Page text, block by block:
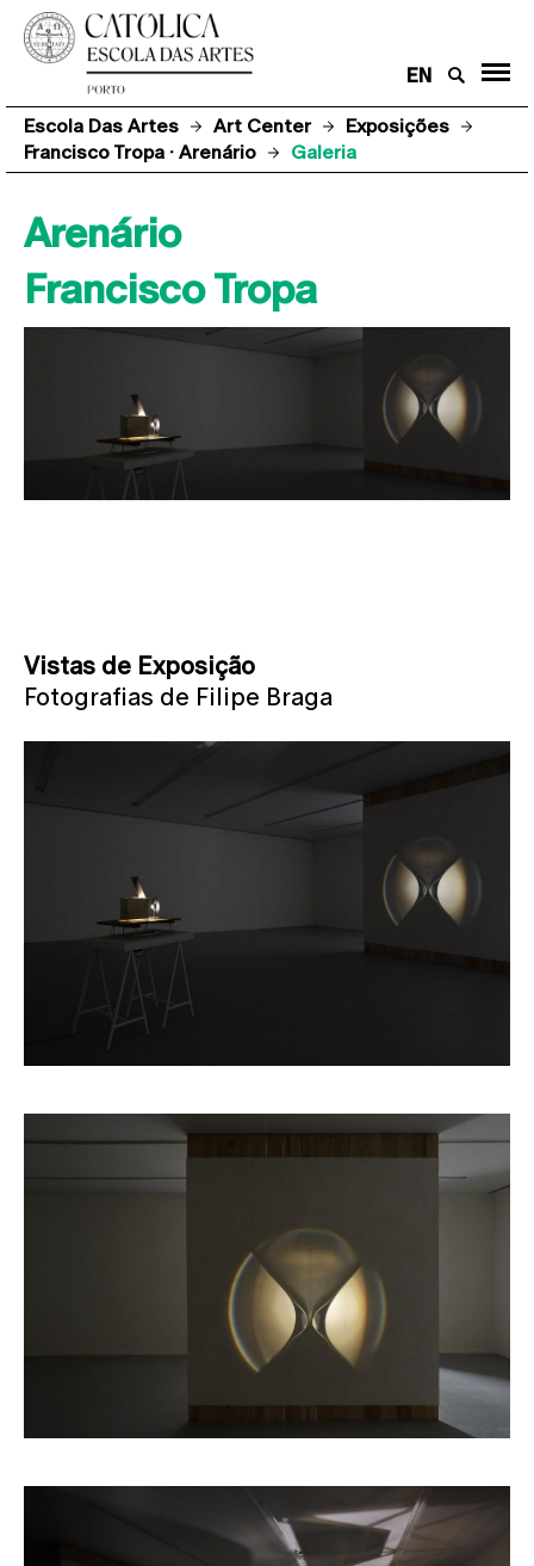
EN
Escola Das Artes Art Center
Exposições
Francisco Tropa · Arenário
Galeria
Arenário
Francisco Tropa
Vistas de Exposição
Fotografias de Filipe Braga